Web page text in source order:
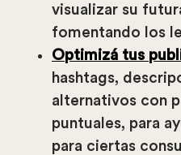
visualizar su
fomentando los
Optimizá tus
hashtags,
alternativos con
puntuales, para
para ciertas